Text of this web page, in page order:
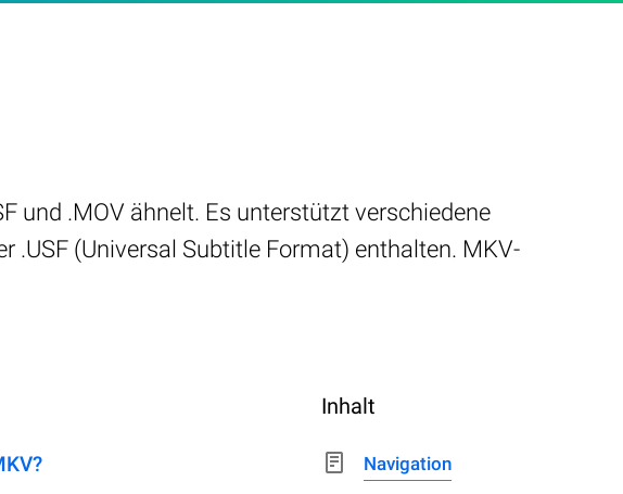
und .MOV ähnelt. Es unterstützt verschiedene
.USF (Universal Subtitle Format) enthalten. MKV-
Inhalt
Navigation